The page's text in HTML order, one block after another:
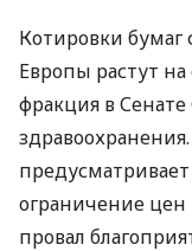
Котировки
Европы растут
фракция в
ограничение цен
провал